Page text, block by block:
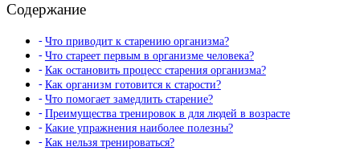
Содержание
Что приводит к старению организма?
Что стареет первым в организме человека?
Как остановить процесс старения организма?
Как организм готовится к старости?
Что помогает замедлить старение?
Преимущества тренировок в для людей в возрасте
Какие упражнения наиболее полезны?
Как нельзя тренироваться?